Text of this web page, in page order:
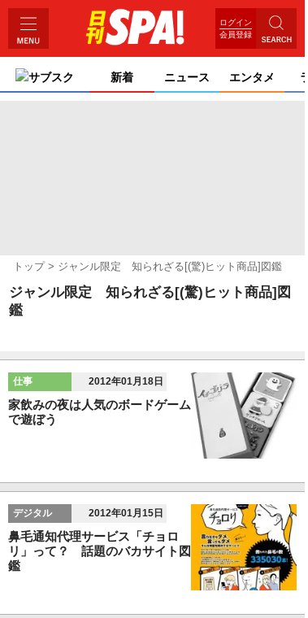
ログイン
会員登録
サブスク 新着 ニュース エンタメ
トップ ジャンル限定 知られざる[(驚)ヒット商品]図鑑
ジャンル限定 知られざる[(驚)ヒット商品]図
鑑
仕事 2012年01月18日
家飲みの夜は人気のボードゲーム
で遊ぼう
デジタル 2012年01月15日
鼻毛通知代理サービス「チョロ
リ」って？ 話題のバカサイト図
鑑